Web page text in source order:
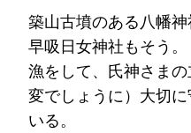
築山古墳のある八幡
早吸日女神社もそう。
漁をして、氏神さま
変でしょうに）大切
いる。